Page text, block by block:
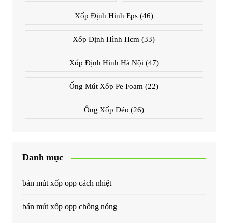
Xốp Định Hình Eps(46)
Xốp Định Hình Hcm (33)
Xốp Định Hình Hà Nội(47)
Ống Mút Xốp Pe Foam (22)
Ống Xốp Dẻo (26)
Danh mục
bán mút xốp opp cách nhiệt
bán mút xốp opp chống nóng